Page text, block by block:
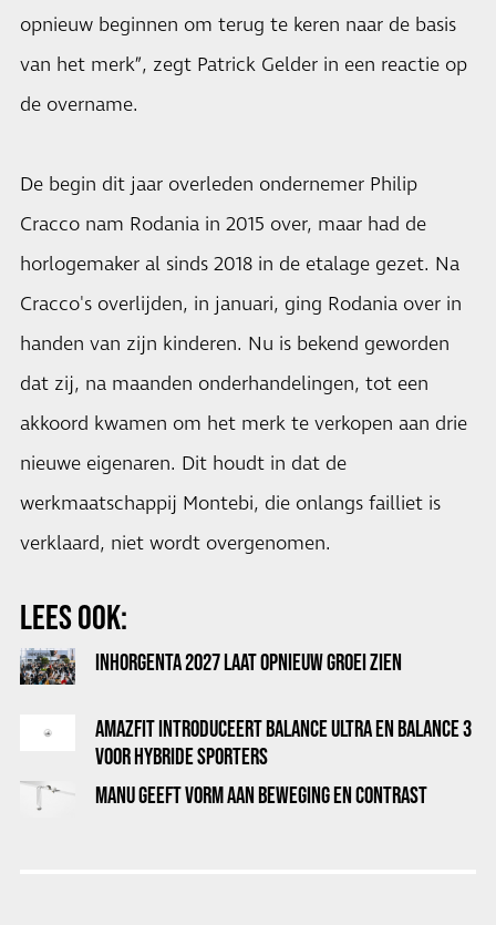
opnieuw beginnen om terug te keren naar de basis
van het merk”, zegt Patrick Gelder in een reactie op
de overname.
De begin dit jaar overleden ondernemer Philip
Cracco nam Rodania in 2015 over, maar had de
horlogemaker al sinds 2018 in de etalage gezet. Na
Cracco's overlijden, in januari, ging Rodania over in
handen van zijn kinderen. Nu is bekend geworden
dat zij, na maanden onderhandelingen, tot een
akkoord kwamen om het merk te verkopen aan drie
nieuwe eigenaren. Dit houdt in dat de
werkmaatschappij Montebi, die onlangs failliet is
verklaard, niet wordt overgenomen.
LEES OOK:
INHORGENTA 2027 LAAT OPNIEUW GROEI ZIEN
AMAZFIT INTRODUCEERT BALANCE ULTRA EN BALANCE 3
VOOR HYBRIDE SPORTERS
MANU GEEFT VORM AAN BEWEGING EN CONTRAST